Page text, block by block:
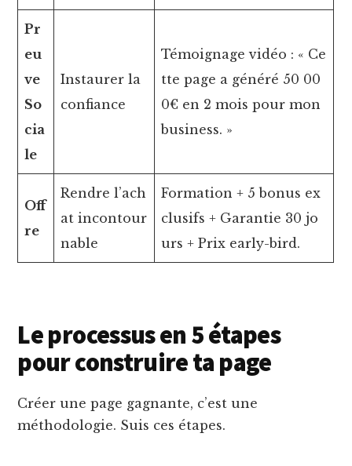
Pr
eu
ve
So
cia
le
Instaurer la
confiance
Témoignage vidéo : « Ce
tte page a généré 50 00
0€ en 2 mois pour mon
business. »
Off
re
Rendre l’ach
at incontour
nable
Formation + 5 bonus ex
clusifs + Garantie 30 jo
urs + Prix early-bird.
Le processus en 5 étapes
pour construire ta page
Créer une page gagnante, c’est une
méthodologie. Suis ces étapes.